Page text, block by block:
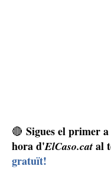
🔴 Sigues el primer
hora d'ElCaso.cat al
gratuït!